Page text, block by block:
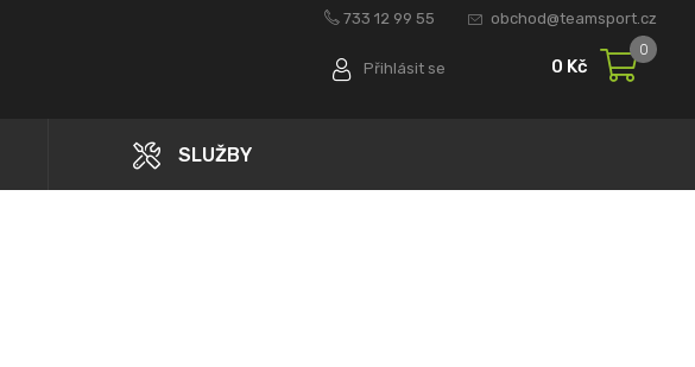
733 12 99 55 obchod@teamsport.cz
Přihlásit se 0 Kč
0
SLUŽBY